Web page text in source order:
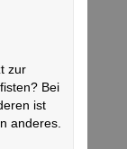
zur
Bei
ist
anderes.